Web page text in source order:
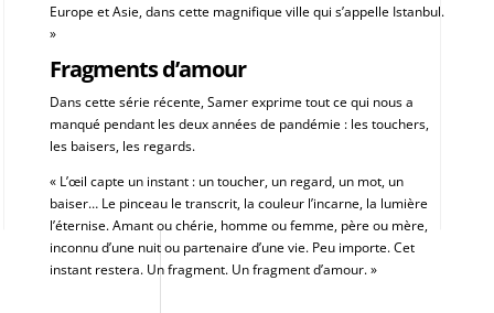
Europe et Asie, dans cette magnifique ville qui s’appelle Istanbul.
»
Fragments d’amour
Dans cette série récente, Samer exprime tout ce qui nous a
manqué pendant les deux années de pandémie : les touchers,
les baisers, les regards.
« L’œil capte un instant : un toucher, un regard, un mot, un
baiser… Le pinceau le transcrit, la couleur l’incarne, la lumière
l’éternise. Amant ou chérie, homme ou femme, père ou mère,
inconnu d’une nuit ou partenaire d’une vie. Peu importe. Cet
instant restera. Un fragment. Un fragment d’amour. »